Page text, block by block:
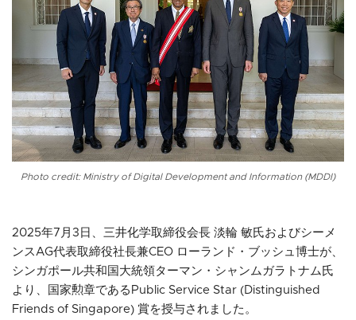
Photo credit: Ministry of Digital Development and Information (MDDI)
2025年7月3日、三井化学取締役会長 淡輪 敏氏およびシーメ
ンスAG代表取締役社長兼CEO ローランド・ブッシュ博士が、
シンガポール共和国大統領ターマン・シャンムガラトナム氏
より、国家勲章であるPublic Service Star (Distinguished
Friends of Singapore) 賞を授与されました。